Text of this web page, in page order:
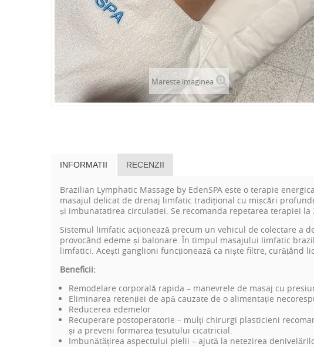
Mareste imaginea
INFORMATII RECENZII
Brazilian Lymphatic Massage by EdenSPA este o terapie
masajul delicat de drenaj limfatic tradițional cu mișcări
și imbunatatirea circulatiei. Se recomanda repetarea terapiei
Sistemul limfatic acționează precum un vehicul de colectare a
provocând edeme și balonare. În timpul masajului limfatic
limfatici. Acești ganglioni funcționează ca niște filtre, curățând
Beneficii:
Remodelare corporală rapida – manevrele de masaj cu
Eliminarea retenției de apă cauzate de o alimentație
Reducerea edemelor
Recuperare postoperatorie – mulți chirurgi plasticieni
și a preveni formarea țesutului cicatricial.
Imbunătățirea aspectului pielii – ajută la netezirea